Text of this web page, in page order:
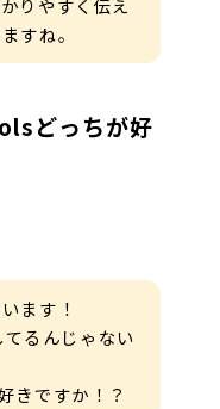
りやすく伝え
すね。
どっちが好
ます！
るんじゃない
ですか！？